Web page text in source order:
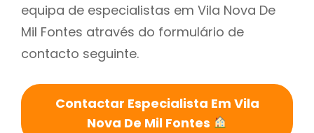
equipa de especialistas em Vila Nova De
Mil Fontes através do formulário de
contacto seguinte.
Contactar Especialista Em Vila
Nova De Mil Fontes